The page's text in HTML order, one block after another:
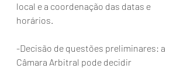
local e a coordenação das datas e
horários.
-Decisão de questões preliminares: a
Câmara Arbitral pode decidir